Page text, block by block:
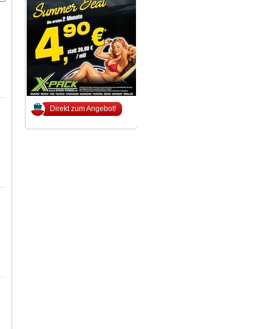
Direkt zum Angebot!